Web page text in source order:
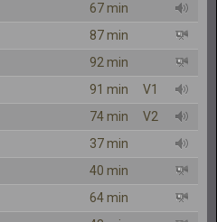
67 min
87 min
92 min
91 min
V1
74 min
V2
37 min
40 min
64 min